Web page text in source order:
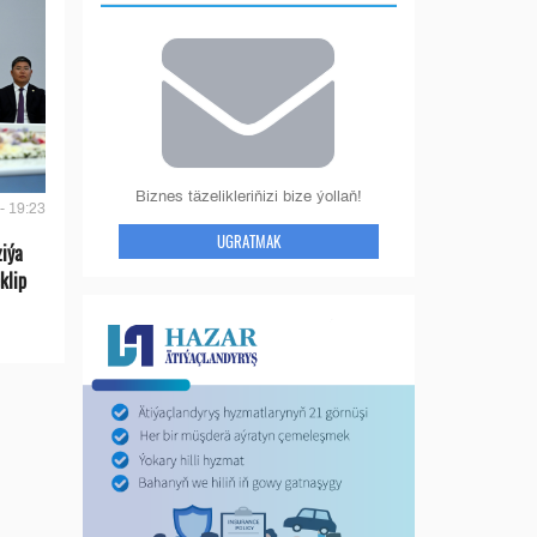
19:23
Biznes täzelikleriňizi bize ýollaň!
UGRATMAK